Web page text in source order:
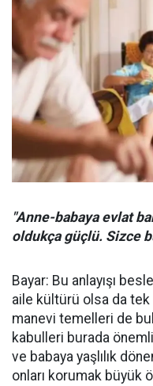
"Anne-babaya evlat
oldukça güçlü. Sizce
Bayar: Bu anlayışı
aile kültürü olsa da
manevi temelleri de
kabulleri burada
ve babaya yaşlılık
onları korumak büyük